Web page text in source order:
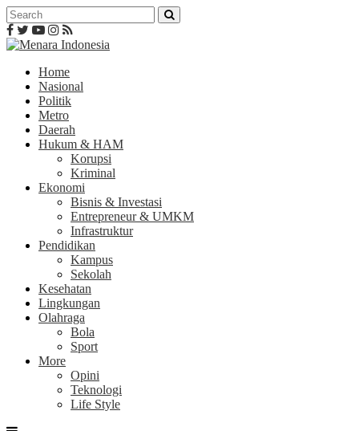
Home
Nasional
Politik
Metro
Daerah
Hukum & HAM
Korupsi
Kriminal
Ekonomi
Bisnis & Investasi
Entrepreneur & UMKM
Infrastruktur
Pendidikan
Kampus
Sekolah
Kesehatan
Lingkungan
Olahraga
Bola
Sport
More
Opini
Teknologi
Life Style